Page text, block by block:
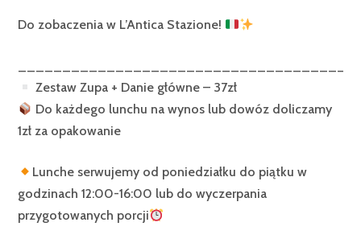
Do zobaczenia w L’Antica Stazione!
Zestaw Zupa + Danie główne – 37zł
Do każdego lunchu na wynos lub dowóz doliczamy
1zł za opakowanie
Lunche serwujemy od poniedziałku do piątku w
godzinach 12:00-16:00 lub do wyczerpania
przygotowanych porcji